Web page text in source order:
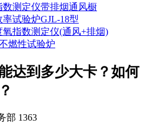
测定仪带排烟通风橱
试验炉GJL-18型
指数测定仪(通风+排烟)
燃性试验炉
达到多少大卡？如何
部 1363